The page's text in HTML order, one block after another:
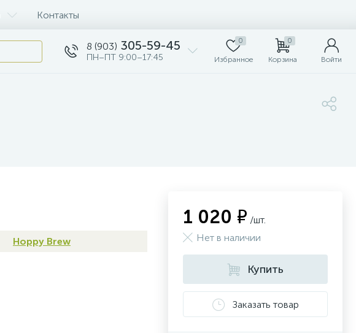
Контакты
8 (903) 305-59-45
ПН–ПТ 9:00–17:45
0
Избранное
0
Корзина Войти
Hoppy Brew
1 020 ₽ /шт.
Нет в наличии
Купить
Заказать товар